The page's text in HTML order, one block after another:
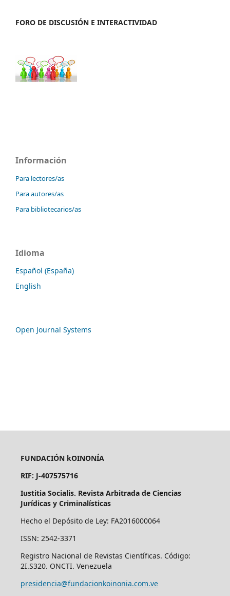
FORO DE DISCUSIÓN E INTERACTIVIDAD
Información
Para lectores/as
Para autores/as
Para bibliotecarios/as
Idioma
Español (España)
English
Open Journal Systems
FUNDACIÓN kOINONÍA
RIF: J-407575716
Iustitia Socialis. Revista Arbitrada de Ciencias
Jurídicas y Criminalísticas
Hecho el Depósito de Ley: FA2016000064
ISSN: 2542-3371
Registro Nacional de Revistas Científicas. Código:
2I.S320. ONCTI. Venezuela
presidencia@fundacionkoinonia.com.ve